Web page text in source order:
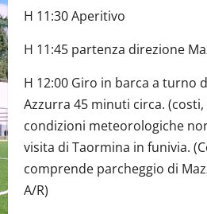
H 11:30 Aperitivo
H 11:45 partenza direzione
H 12:00 Giro in barca a turno
Azzurra 45 minuti circa. (costi,
condizioni meteorologiche
visita di Taormina in funivia.
comprende parcheggio di
A/R)